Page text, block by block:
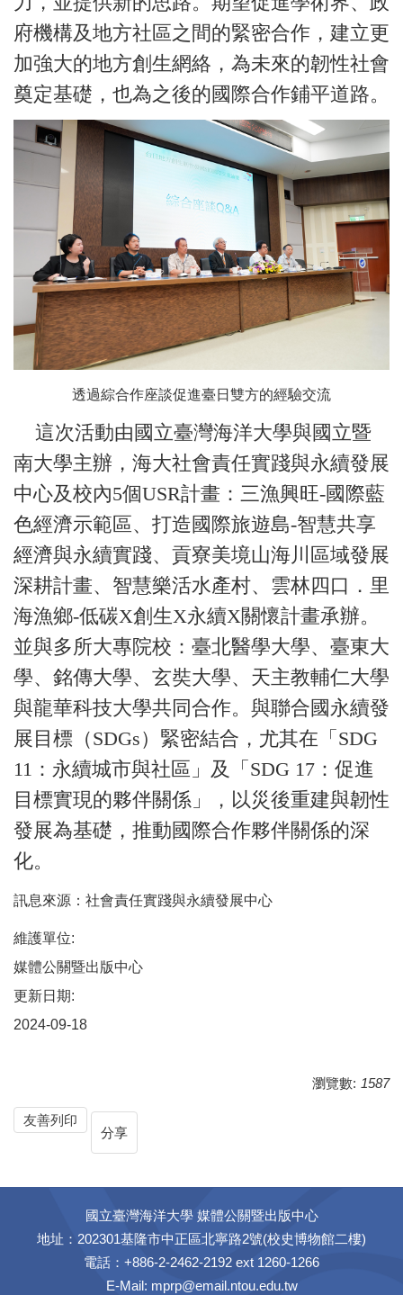
府機構及地方社區之間的緊密合作，建立更
加強大的地方創生網絡，為未來的韌性社會
奠定基礎，也為之後的國際合作鋪平道路。
透過綜合作座談促進臺日雙方的經驗交流
這次活動由國立臺灣海洋大學與國立暨
南大學主辦，海大社會責任實踐與永續發展
中心及校內5個USR計畫：三漁興旺-國際藍
色經濟示範區、打造國際旅遊島-智慧共享
經濟與永續實踐、貢寮美境山海川區域發展
深耕計畫、智慧樂活水產村、雲林四口．里
海漁鄉-低碳X創生X永續X關懷計畫承辦。
並與多所大專院校：臺北醫學大學、臺東大
學、銘傳大學、玄奘大學、天主教輔仁大學
與龍華科技大學共同合作。與聯合國永續發
展目標（SDGs）緊密結合，尤其在「SDG
11：永續城市與社區」及「SDG 17：促進
目標實現的夥伴關係」，以災後重建與韌性
發展為基礎，推動國際合作夥伴關係的深
化。
訊息來源：社會責任實踐與永續發展中心
維護單位:
媒體公關暨出版中心
更新日期:
2024-09-18
瀏覽數: 1587
友善列印
分享
國立臺灣海洋大學 媒體公關暨出版中心
地址：202301基隆市中正區北寧路2號(校史博物館二樓)
電話：+886-2-2462-2192 ext 1260-1266
E-Mail: mprp@email.ntou.edu.tw